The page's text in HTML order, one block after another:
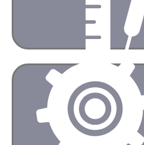
GRATIS
AJIPower akan
dengan kebutuhan dan
Kami akan
menginstalasi